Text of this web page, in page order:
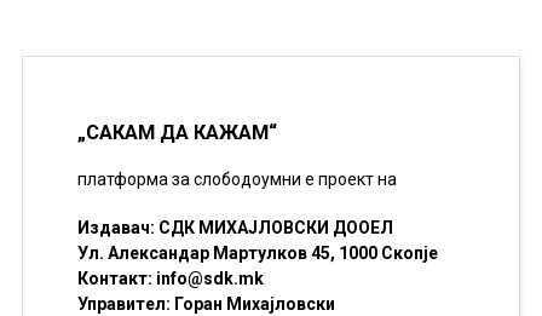
„САКАМ ДА КАЖАМ“
платформа за слободоумни е проект на
Издавач: СДК МИХАЈЛОВСКИ ДООЕЛ
Ул. Александар Мартулков 45, 1000 Скопје
Контакт: info@sdk.mk
Управител: Горан Михајловски